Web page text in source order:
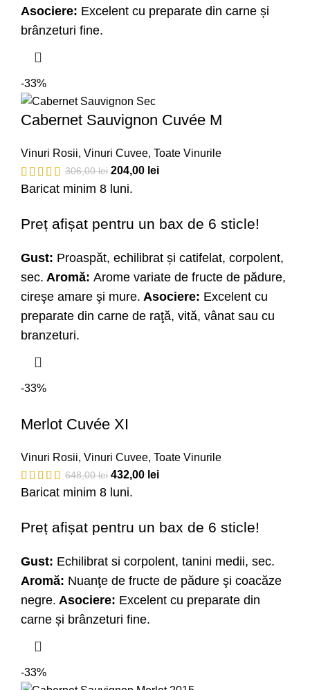
Asociere: Excelent cu preparate din carne și
brânzeturi fine.
-33%
Cabernet Sauvignon Cuvée M
Vinuri Rosii, Vinuri Cuvee, Toate Vinurile
306,00lei 204,00 lei
Baricat minim 8 luni.
Preț afișat pentru un bax de 6 sticle!
Gust: Proaspăt, echilibrat și catifelat, corpolent,
sec. Aromă: Arome variate de fructe de pădure,
cireşe amare şi mure. Asociere: Excelent cu
preparate din carne de raţă, vită, vânat sau cu
branzeturi.
-33%
Merlot Cuvée XI
Vinuri Rosii, Vinuri Cuvee, Toate Vinurile
648,00lei 432,00 lei
Baricat minim 8 luni.
Preț afișat pentru un bax de 6 sticle!
Gust: Echilibrat si corpolent, tanini medii, sec.
Aromă: Nuanţe de fructe de pădure şi coacăze
negre. Asociere: Excelent cu preparate din
carne și brânzeturi fine.
-33%